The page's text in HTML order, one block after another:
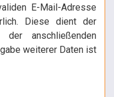
E-Mail-Adresse
Diese dient der
anschließenden
weiterer Daten ist